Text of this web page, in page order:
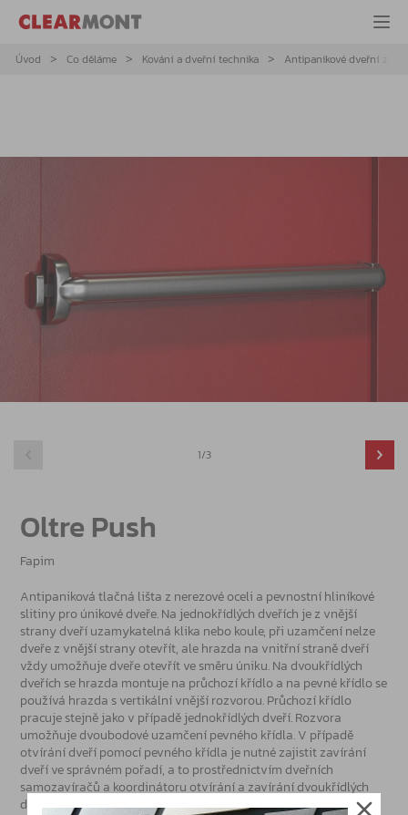
Úvod Co děláme Kování a dveřní technika Antipanikové dveřní
1/3
Oltre Push
Fapim
Antipaniková tlačná lišta z nerezové oceli a pevnostní hliníkové
slitiny pro únikové dveře. Na jednokřídlých dveřích je z vnější
strany dveří uzamykatelná klika nebo koule, při uzamčení nelze
dveře z vnější strany otevřít, ale hrazda na vnitřní straně dveří
vždy umožňuje dveře otevřít ve směru úniku. Na dvoukřídlých
dveřích se hrazda montuje na průchozí křídlo a na pevné křídlo se
používá hrazda s vertikální vnější rozvorou. Průchozí křídlo
pracuje stejně jako v případě jednokřídlých dveří. Rozvora
umožňuje dvoubodové uzamčení pevného křídla. V případě
otvírání dveří pomocí pevného křídla je nutné zajistit zavírání
dveří ve správném pořadí, a to prostřednictvím dveřních
samozavíračů a koordinátoru otvírání a zavírání dvoukřídlých
dveří.